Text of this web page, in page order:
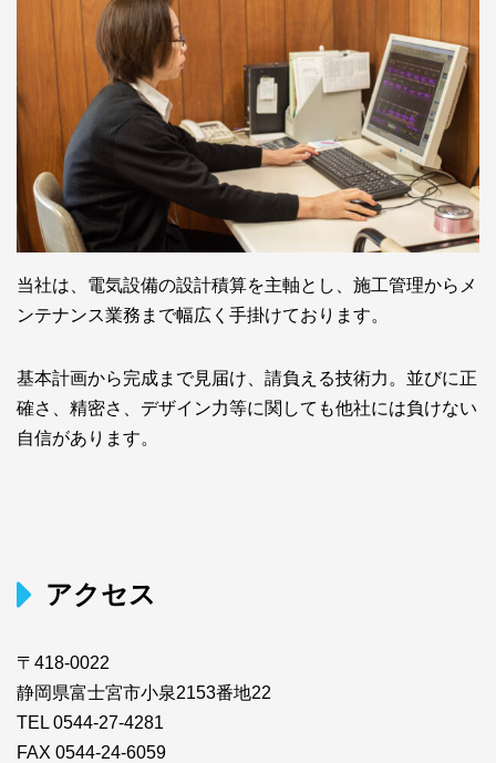
当社は、電気設備の設計積算を主軸とし、施工管理からメ
ンテナンス業務まで幅広く手掛けております。
基本計画から完成まで見届け、請負える技術力。並びに正
確さ、精密さ、デザイン力等に関しても他社には負けない
自信があります。
アクセス
〒418-0022
静岡県富士宮市小泉2153番地22
TEL 0544-27-4281
FAX 0544-24-6059